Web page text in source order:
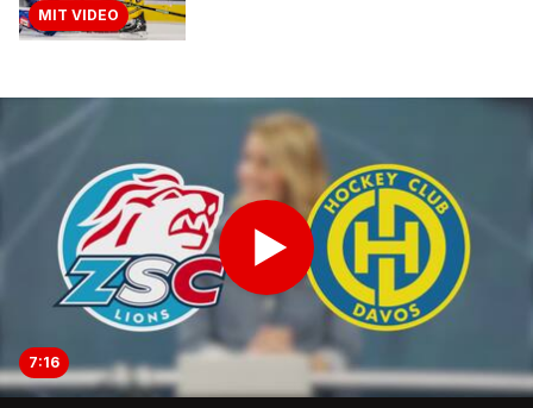
MIT VIDEO
7:16